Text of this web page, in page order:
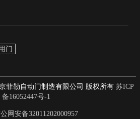
门
菲勒自动门制造有限公司 版权所有苏ICP
备16052447号-1
网安备32011202000957